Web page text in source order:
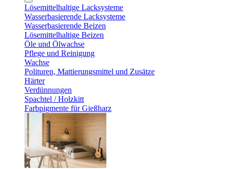
Lösemittelhaltige Lacksysteme
Wasserbasierende Lacksysteme
Wasserbasierende Beizen
Lösemittelhaltige Beizen
Öle und Ölwachse
Pflege und Reinigung
Wachse
Polituren, Mattierungsmittel und Zusätze
Härter
Verdünnungen
Spachtel / Holzkitt
Farbpigmente für Gießharz